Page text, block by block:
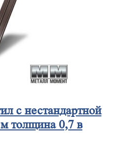
с нестандартной
толщина 0,7 в